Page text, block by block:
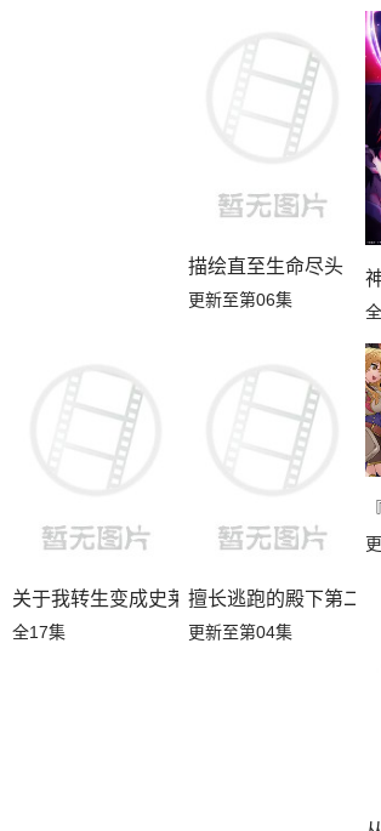
描绘直至生命尽头
更新至第06集
关于我转生变成史莱姆这档事第四季
全17集
擅长逃跑的殿下第二季
更新至第04集